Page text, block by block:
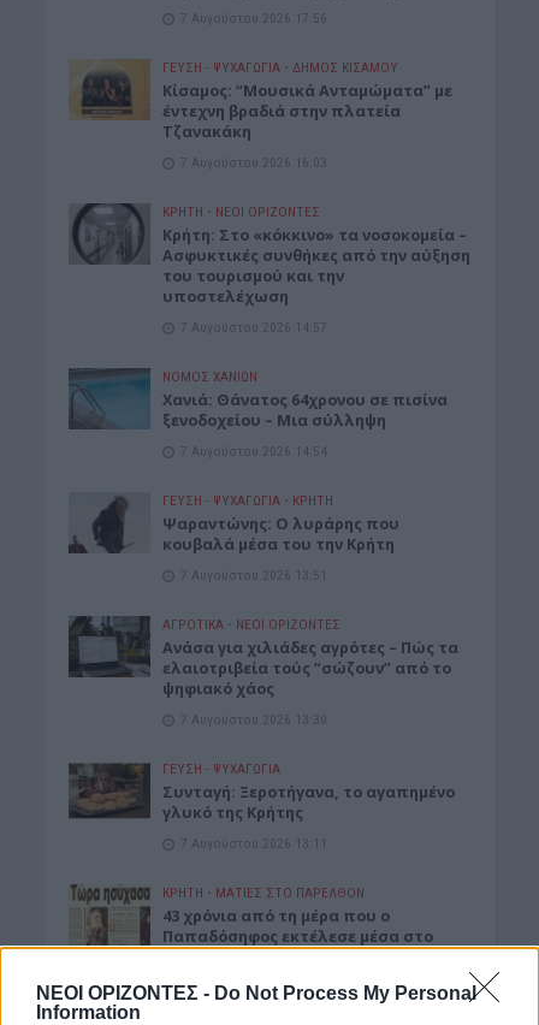
ΝΕΟΙ ΟΡΙΖΟΝΤΕΣ - Do Not Process My Personal
Information
7 Αυγούστου 2026 17:56
ΓΕΎΣΗ - ΨΥΧΑΓΩΓΊΑ • ΔΉΜΟΣ ΚΙΣΆΜΟΥ
Κίσαμος: “Μουσικά Ανταμώματα” με
έντεχνη βραδιά στην πλατεία
Τζανακάκη
7 Αυγούστου 2026 16:03
ΚΡΗΤΗ • ΝΕΟΙ ΟΡΙΖΟΝΤΕΣ
Κρήτη: Στο «κόκκινο» τα νοσοκομεία –
Ασφυκτικές συνθήκες από την αύξηση
του τουρισμού και την
υποστελέχωση
7 Αυγούστου 2026 14:57
ΝΟΜΌΣ ΧΑΝΊΩΝ
Χανιά: Θάνατος 64χρονου σε πισίνα
ξενοδοχείου – Μια σύλληψη
7 Αυγούστου 2026 14:54
ΓΕΎΣΗ - ΨΥΧΑΓΩΓΊΑ • ΚΡΗΤΗ
Ψαραντώνης: Ο λυράρης που
κουβαλά μέσα του την Κρήτη
7 Αυγούστου 2026 13:51
ΑΓΡΟΤΙΚΑ • ΝΕΟΙ ΟΡΙΖΟΝΤΕΣ
Ανάσα για χιλιάδες αγρότες – Πώς τα
ελαιοτριβεία τούς “σώζουν” από το
ψηφιακό χάος
7 Αυγούστου 2026 13:30
ΓΕΎΣΗ - ΨΥΧΑΓΩΓΊΑ
Συνταγή: Ξεροτήγανα, το αγαπημένο
γλυκό της Κρήτης
7 Αυγούστου 2026 13:11
ΚΡΗΤΗ • ΜΑΤΙΕΣ ΣΤΟ ΠΑΡΕΛΘΟΝ
43 χρόνια από τη μέρα που ο
Παπαδόσηφος εκτέλεσε μέσα στο